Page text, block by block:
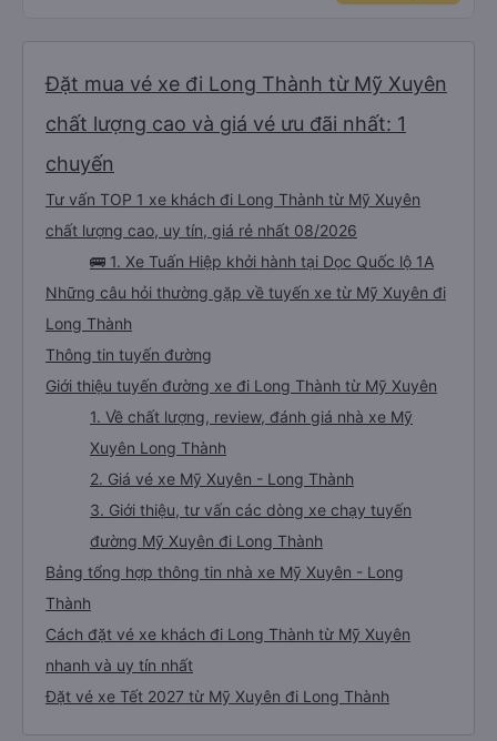
Đặt mua vé xe đi Long Thành từ Mỹ Xuyên
chất lượng cao và giá vé ưu đãi nhất: 1
chuyến
Tư vấn TOP 1 xe khách đi Long Thành từ Mỹ Xuyên
chất lượng cao, uy tín, giá rẻ nhất 08/2026
🚌 1. Xe Tuấn Hiệp khởi hành tại Dọc Quốc lộ 1A
Những câu hỏi thường gặp về tuyến xe từ Mỹ Xuyên đi
Long Thành
Thông tin tuyến đường
Giới thiệu tuyến đường xe đi Long Thành từ Mỹ Xuyên
1. Về chất lượng, review, đánh giá nhà xe Mỹ
Xuyên Long Thành
2. Giá vé xe Mỹ Xuyên - Long Thành
3. Giới thiệu, tư vấn các dòng xe chạy tuyến
đường Mỹ Xuyên đi Long Thành
Bảng tổng hợp thông tin nhà xe Mỹ Xuyên - Long
Thành
Cách đặt vé xe khách đi Long Thành từ Mỹ Xuyên
nhanh và uy tín nhất
Đặt vé xe Tết 2027 từ Mỹ Xuyên đi Long Thành